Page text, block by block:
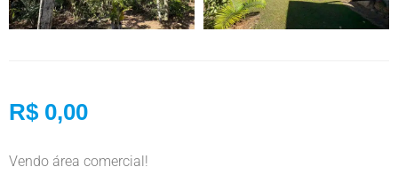
R$ 0,00
Vendo área comercial!